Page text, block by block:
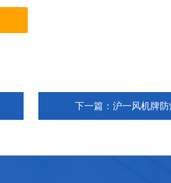
下一篇： 沪一风机牌